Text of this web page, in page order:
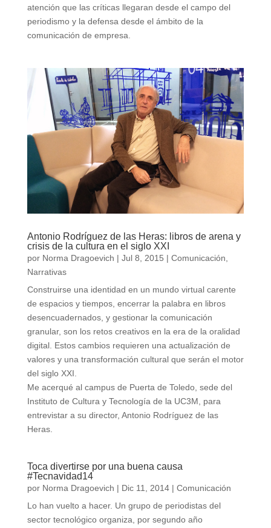
atención que las críticas llegaran desde el campo del
periodismo y la defensa desde el ámbito de la
comunicación de empresa.
Antonio Rodríguez de las Heras: libros de arena y
crisis de la cultura en el siglo XXI
por Norma Dragoevich | Jul 8, 2015 | Comunicación,
Narrativas
Construirse una identidad en un mundo virtual carente
de espacios y tiempos, encerrar la palabra en libros
desencuadernados, y gestionar la comunicación
granular, son los retos creativos en la era de la oralidad
digital. Estos cambios requieren una actualización de
valores y una transformación cultural que serán el motor
del siglo XXI.
Me acerqué al campus de Puerta de Toledo, sede del
Instituto de Cultura y Tecnología de la UC3M, para
entrevistar a su director, Antonio Rodríguez de las
Heras.
Toca divertirse por una buena causa
#Tecnavidad14
por Norma Dragoevich | Dic 11, 2014| Comunicación
Lo han vuelto a hacer. Un grupo de periodistas del
sector tecnológico organiza, por segundo año